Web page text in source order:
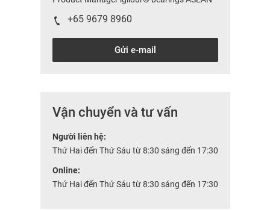
+65 9679 8960
Gửi e-mail
Vận chuyển và tư vấn
Người liên hệ:
Thứ Hai đến Thứ Sáu từ 8:30 sáng đến 17:30
Online:
Thứ Hai đến Thứ Sáu từ 8:30 sáng đến 17:30